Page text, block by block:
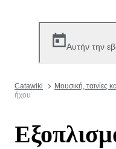
Αυτήν την
Catawiki Μουσική, ταινίες
ήχου